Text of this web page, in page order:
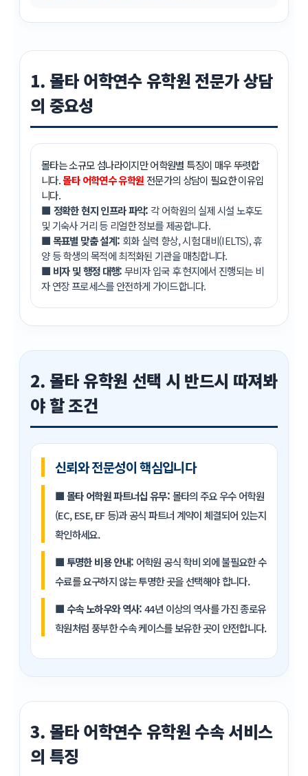
1. 몰타 어학연수 유학원 전문가 상담
의 중요성
몰타는 소규모 섬나라이지만 어학원별 특징이 매우 뚜렷합
니다.몰타 어학연수 유학원 전문가의 상담이 필요한 이유입
니다.
■ 정확한 현지 인프라 파악: 각 어학원의 실제 시설 노후도
및 기숙사 거리 등 리얼한 정보를 제공합니다.
■목표별 맞춤 설계: 회화 실력 향상, 시험 대비(IELTS), 휴
양 등 학생의 목적에 최적화된 기관을 매칭합니다.
■ 비자 및 행정 대행:무비자 입국 후 현지에서 진행되는 비
자 연장 프로세스를 안전하게 가이드합니다.
2. 몰타 유학원 선택 시 반드시 따져봐
야 할 조건
신뢰와 전문성이 핵심입니다
■몰타 어학원 파트너십 유무:몰타의 주요 우수 어학원
(EC, ESE, EF 등)과 공식 파트너 계약이 체결되어 있는지
확인하세요.
■투명한 비용 안내: 어학원 공식 학비 외에 불필요한 수
수료를 요구하지 않는 투명한 곳을 선택해야 합니다.
■수속 노하우와 역사:44년 이상의 역사를 가진 종로유
학원처럼 풍부한 수속 케이스를 보유한 곳이 안전합니다.
3. 몰타 어학연수 유학원 수속 서비스
의 특징